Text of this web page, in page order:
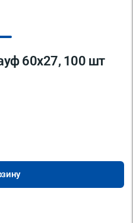
60x27, 100 шт